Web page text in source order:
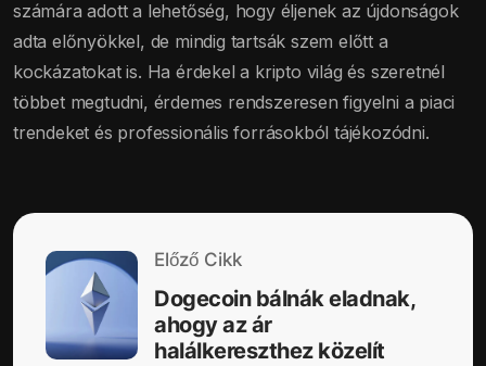
számára adott a lehetőség, hogy éljenek az újdonságok
adta előnyökkel, de mindig tartsák szem előtt a
kockázatokat is. Ha érdekel a kripto világ és szeretnél
többet megtudni, érdemes rendszeresen figyelni a piaci
trendeket és professionális forrásokból tájékozódni.
Előző Cikk
Dogecoin bálnák eladnak,
ahogy az ár
halálkereszthez közelít